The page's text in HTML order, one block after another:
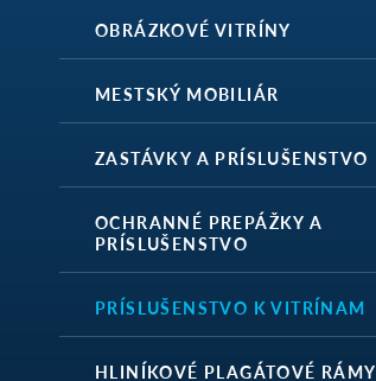
OBRÁZKOVÉ VITRÍNY
MESTSKÝ MOBILIÁR
ZASTÁVKY A PRÍSLUŠENSTVO
OCHRANNÉ PREPÁŽKY A
PRÍSLUŠENSTVO
PRÍSLUŠENSTVO K VITRÍNAM
HLINÍKOVÉ PLAGÁTOVÉ RÁMY